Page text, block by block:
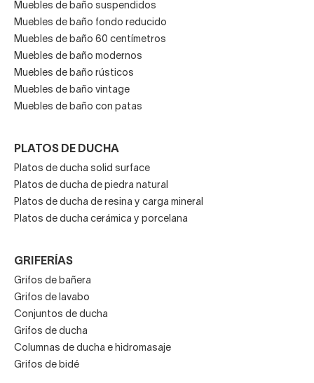
Muebles de baño suspendidos
Muebles de baño fondo reducido
Muebles de baño 60 centímetros
Muebles de baño modernos
Muebles de baño rústicos
Muebles de baño vintage
Muebles de baño con patas
PLATOS DE DUCHA
Platos de ducha solid surface
Platos de ducha de piedra natural
Platos de ducha de resina y carga mineral
Platos de ducha cerámica y porcelana
GRIFERÍAS
Grifos de bañera
Grifos de lavabo
Conjuntos de ducha
Grifos de ducha
Columnas de ducha e hidromasaje
Grifos de bidé